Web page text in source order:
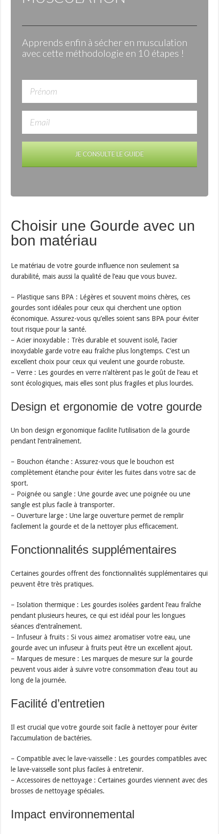
Apprends enfin à sécher en musculation
avec cette méthodologie en 10 étapes !
JE CONSULTE LE GUIDE
Choisir une Gourde avec un
bon matériau
Le matériau de votre gourde influence non seulement sa
durabilité, mais aussi la qualité de l’eau que vous buvez.
– Plastique sans BPA : Légères et souvent moins chères, ces
gourdes sont idéales pour ceux qui cherchent une option
économique. Assurez-vous qu’elles soient sans BPA pour éviter
tout risque pour la santé.
– Acier inoxydable : Très durable et souvent isolé, l’acier
inoxydable garde votre eau fraîche plus longtemps. C’est un
excellent choix pour ceux qui veulent une gourde robuste.
– Verre : Les gourdes en verre n’altèrent pas le goût de l’eau et
sont écologiques, mais elles sont plus fragiles et plus lourdes.
Design et ergonomie de votre gourde
Un bon design ergonomique facilite l’utilisation de la gourde
pendant l’entraînement.
– Bouchon étanche : Assurez-vous que le bouchon est
complètement étanche pour éviter les fuites dans votre sac de
sport.
– Poignée ou sangle : Une gourde avec une poignée ou une
sangle est plus facile à transporter.
– Ouverture large : Une large ouverture permet de remplir
facilement la gourde et de la nettoyer plus efficacement.
Fonctionnalités supplémentaires
Certaines gourdes offrent des fonctionnalités supplémentaires qui
peuvent être très pratiques.
– Isolation thermique : Les gourdes isolées gardent l’eau fraîche
pendant plusieurs heures, ce qui est idéal pour les longues
séances d’entraînement.
– Infuseur à fruits : Si vous aimez aromatiser votre eau, une
gourde avec un infuseur à fruits peut être un excellent ajout.
– Marques de mesure : Les marques de mesure sur la gourde
peuvent vous aider à suivre votre consommation d’eau tout au
long de la journée.
Facilité d’entretien
Il est crucial que votre gourde soit facile à nettoyer pour éviter
l’accumulation de bactéries.
– Compatible avec le lave-vaisselle : Les gourdes compatibles avec
le lave-vaisselle sont plus faciles à entretenir.
– Accessoires de nettoyage : Certaines gourdes viennent avec des
brosses de nettoyage spéciales.
Impact environnemental